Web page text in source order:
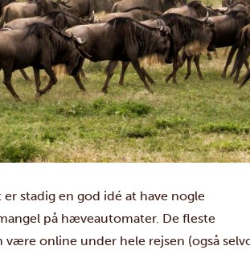
stadig en god idé at have nogle
på hæveautomater. De fleste
online under hele rejsen (også